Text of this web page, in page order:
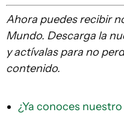
Ahora puedes recibir
Mundo. Descarga la
y actívalas para no
contenido.
¿Ya conoces